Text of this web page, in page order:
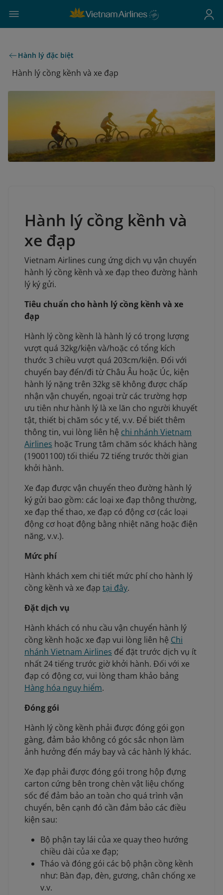
Hành lý đặc biệt
Hành lý cồng kềnh và xe đạp
Hành lý cồng kềnh và
xe đạp
Vietnam Airlines cung ứng dịch vụ vận chuyển
hành lý cồng kềnh và xe đạp theo đường hành
lý ký gửi.
Tiêu chuẩn cho hành lý cồng kềnh và xe
đạp
Hành lý cồng kềnh là hành lý có trọng lượng
vượt quá 32kg/kiện và/hoặc có tổng kích
thước 3 chiều vượt quá 203cm/kiện. Đối với
chuyến bay đến/đi từ Châu Âu hoặc Úc, kiện
hành lý nặng trên 32kg sẽ không được chấp
nhận vận chuyển, ngoại trừ các trường hợp
ưu tiên như hành lý là xe lăn cho người khuyết
tật, thiết bị chăm sóc y tế, v.v. Để biết thêm
thông tin, vui lòng liên hệ chi nhánh Vietnam
Airlines hoặc Trung tâm chăm sóc khách hàng
(19001100) tối thiểu 72 tiếng trước thời gian
khởi hành.
Xe đạp được vận chuyển theo đường hành lý
ký gửi bao gồm: các loại xe đạp thông thường,
xe đạp thể thao, xe đạp có động cơ (các loại
động cơ hoạt động bằng nhiệt năng hoặc điện
năng, v.v.).
Mức phí
Hành khách xem chi tiết mức phí cho hành lý
cồng kềnh và xe đạp tại đây.
Đặt dịch vụ
Hành khách có nhu cầu vận chuyển hành lý
cồng kềnh hoặc xe đạp vui lòng liên hệ Chi
nhánh Vietnam Airlines để đặt trước dịch vụ ít
nhất 24 tiếng trước giờ khởi hành. Đối với xe
đạp có động cơ, vui lòng tham khảo bảng
Hàng hóa nguy hiểm.
Đóng gói
Hành lý cồng kềnh phải được đóng gói gọn
gàng, đảm bảo không có góc sắc nhọn làm
ảnh hưởng đến máy bay và các hành lý khác.
Xe đạp phải được đóng gói trong hộp đựng
carton cứng bên trong chèn vật liệu chống
sốc để đảm bảo an toàn cho quá trình vận
chuyển, bên cạnh đó cần đảm bảo các điều
kiện sau:
Bộ phận tay lái của xe quay theo hướng
chiều dài của xe đạp;
Tháo và đóng gói các bộ phận cồng kềnh
như: Bàn đạp, đèn, gương, chân chống xe
v.v.